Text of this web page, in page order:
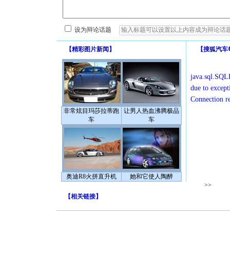
设为辩论话题
【精彩图片新闻 】
非常炫目玛莎拉蒂跑
车
让男人热血沸腾极品
车
奥迪R8火拼直升机 她和它使人陶醉
【搜狐汽车
due to
Connection
>>
【相关链接】